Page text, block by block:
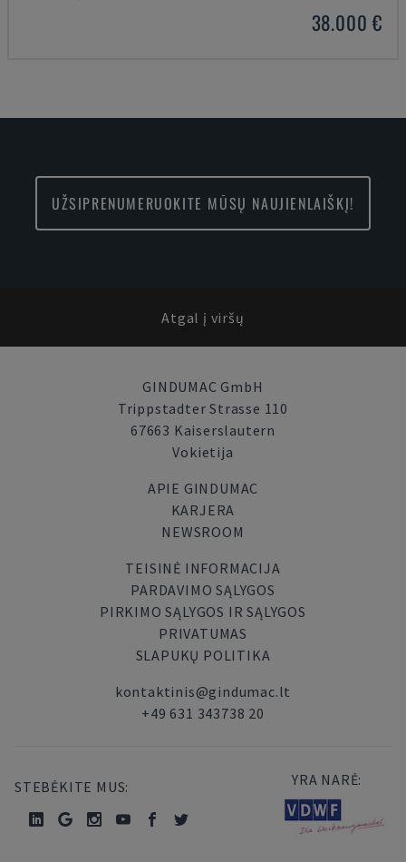
38.000 €
UŽSIPRENUMERUOKITE MŪSŲ NAUJIENLAIŠKĮ!
Atgal į viršų
GINDUMAC GmbH
Trippstadter Strasse 110
67663 Kaiserslautern
Vokietija
APIE GINDUMAC
KARJERA
NEWSROOM
TEISINĖ INFORMACIJA
PARDAVIMO SĄLYGOS
PIRKIMO SĄLYGOS IR SĄLYGOS
PRIVATUMAS
SLAPUKŲ POLITIKA
kontaktinis@gindumac.lt
+49 631 343738 20
STEBĖKITE MUS: YRA NARĖ: